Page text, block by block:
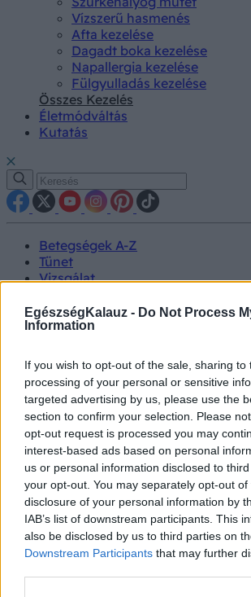
EgészségKalauz - Do Not Process
Information
If you wish to opt-out of the sale, sharing to
processing of your personal or sensitive
targeted advertising by us, please use the
section to confirm your selection. Please
opt-out request is processed you may
interest-based ads based on personal
us or personal information disclosed to
your opt-out. You may separately opt-out
disclosure of your personal information by
IAB’s list of downstream participants. This
also be disclosed by us to third parties on
Downstream Participants that may further
Vízszerű hasmenés
Afta kezelése
Dagadt boka kezelése
Napallergia kezelése
Fülgyulladás kezelése
Összes Kezelés
Életmódváltás
Kutatás
Betegségek A-Z
Tünet
Vizsgálat
Életmódváltás
Kutatás
Hírek
Videók
Kisállatok egészsége
#allergia #influenza#cukorbetegség
#orvosmeteorológia#vérnyomás
#reflux #ekcéma
#herpesz
Regisztráció